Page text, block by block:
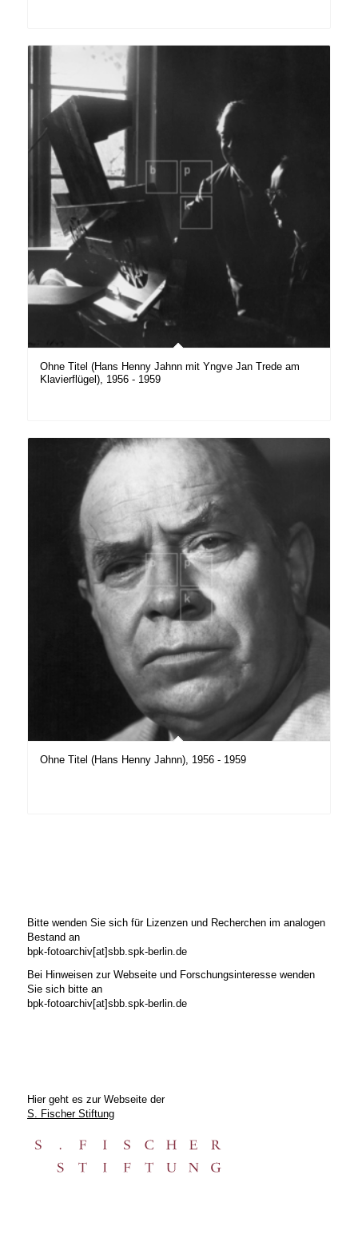
Ohne Titel (Hans Henny Jahnn mit Yngve Jan Trede am
Klavierflügel), 1956 - 1959
Ohne Titel (Hans Henny Jahnn), 1956 - 1959
Bitte wenden Sie sich für Lizenzen und Recherchen im analogen
Bestand an
bpk-fotoarchiv[at]sbb.spk-berlin.de
Bei Hinweisen zur Webseite und Forschungsinteresse wenden
Sie sich bitte an
bpk-fotoarchiv[at]sbb.spk-berlin.de
Hier geht es zur Webseite der
S. Fischer Stiftung